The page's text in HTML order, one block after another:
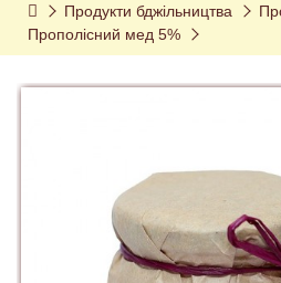
Продукти бджільництва
Прополісний мед 5%